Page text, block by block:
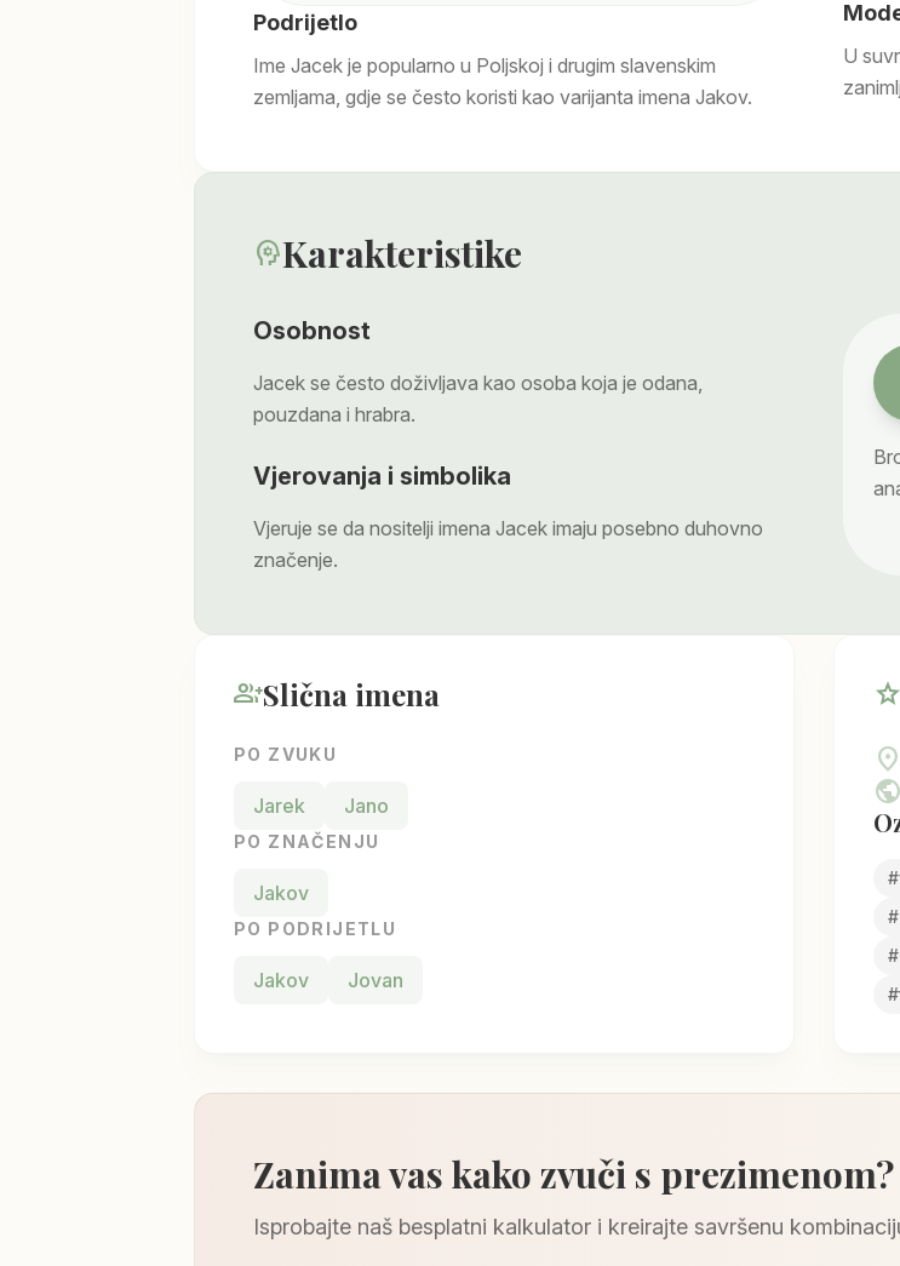
Podrijetlo
Ime Jacek je popularno u Poljskoj i drugim slavenskim
zemljama, gdje se često koristi kao varijanta imena Jakov.
U
psychologyKarakteristike
Osobnost
Jacek se često doživljava kao osoba koja je odana,
pouzdana i hrabra.
Vjerovanja i simbolika
Vjeruje se da nositelji imena Jacek imaju posebno duhovno
značenje.
group_addSlična imena
PO ZVUKU
Jarek Jano
PO ZNAČENJU
Jakov
PO PODRIJETLU
Jakov Jovan
star
location_on
public
#
#
#
#
Zanima vas kako zvuči s prezimenom?
Isprobajte naš besplatni kalkulator i kreirajte savršenu